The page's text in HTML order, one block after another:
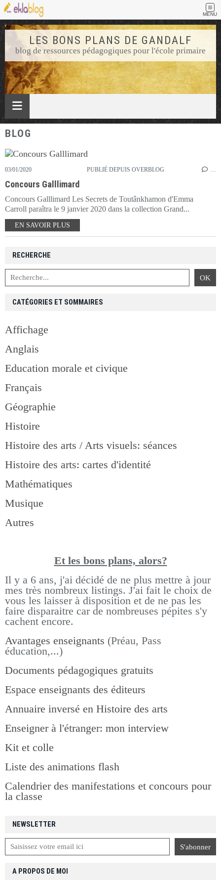
MENU
LES BONS PLANS DE GANDALF
blog de ressources pédagogiques pour l'école primaire
BLOG
03/01/2020 PUBLIÉ DEPUIS OVERBLOG …
Concours Galllimard
Concours Galllimard Les Secrets de Toutânkhamon d'Emma
Carroll paraîtra le 9 janvier 2020 dans la collection Grand...
EN SAVOIR PLUS
NEWSLETTER
RECHERCHE
CATÉGORIES ET SOMMAIRES
Affichage
Anglais
Education morale et civique
Français
Géographie
Histoire
Histoire des arts / Arts visuels: séances
Histoire des arts: cartes d'identité
Mathématiques
Musique
Autres
Et les bons plans, alors?
Il y a 6 ans, j'ai décidé de ne plus mettre à jour
mes très nombreux listings. J'ai fait le choix de
vous les laisser à disposition et de ne pas les
faire disparaitre car de nombreuses pépites s'y
cachent encore.
Avantages enseignants (Préau, Pass
éducation,...)
Documents pédagogiques gratuits
Espace enseignants des éditeurs
Annuaire inversé en Histoire des arts
Enseigner à l'étranger: mon interview
Kit et colle
Liste des animations flash
Calendrier des manifestations et concours pour
la classe
A PROPOS DE MOI